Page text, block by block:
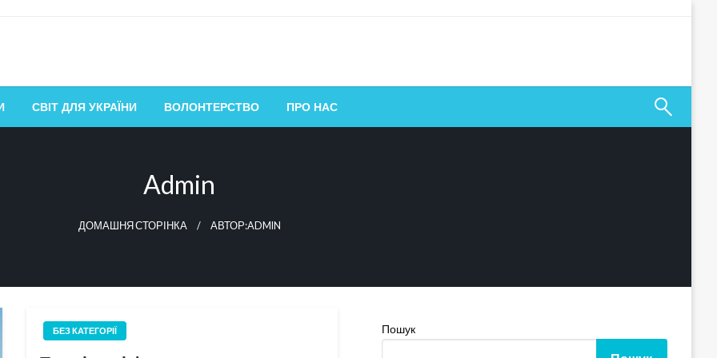
СВІТ ДЛЯ УКРАЇНИ ВОЛОНТЕРСТВО ПРО НАС
Admin
ДОМАШНЯ СТОРІНКА АВТОР:ADMIN
БЕЗ КАТЕГОРІЇ Пошук